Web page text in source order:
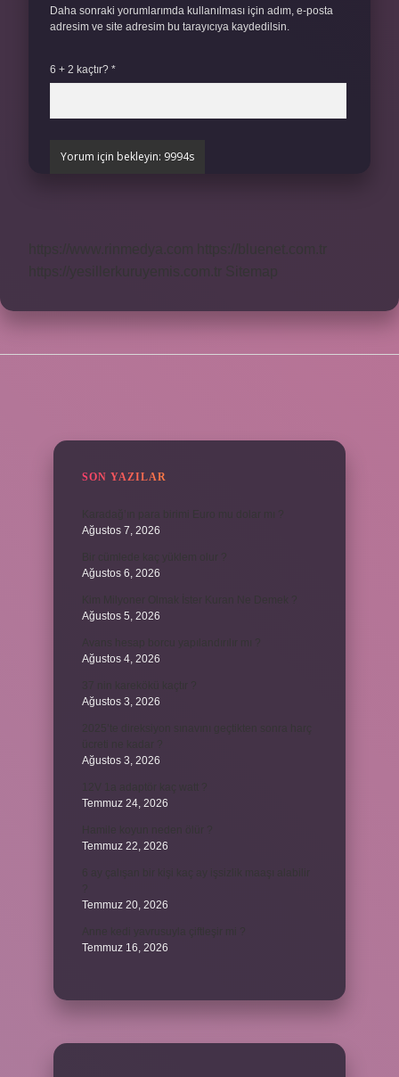
Daha sonraki yorumlarımda kullanılması için adım, e-posta
adresim ve site adresim bu tarayıcıya kaydedilsin.
6 + 2 kaçtır? *
SON YAZILAR
Ağustos 7, 2026
Ağustos 6, 2026
Ağustos 5, 2026
Ağustos 4, 2026
Ağustos 3, 2026
Ağustos 3, 2026
Temmuz 24, 2026
Temmuz 22, 2026
Temmuz 20, 2026
Temmuz 16, 2026